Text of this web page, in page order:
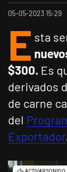
05-05-2023 15:29
E sta
$300. Es
derivados
de carne
del
Exportador